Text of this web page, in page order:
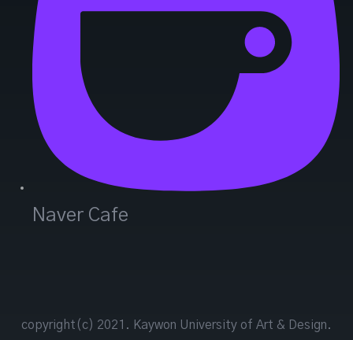
Naver Cafe
copyright(c) 2021. Kaywon University of Art & Design.